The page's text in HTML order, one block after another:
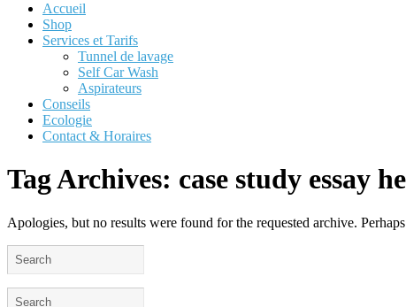
Accueil
Shop
Services et Tarifs
Tunnel de lavage
Self Car Wash
Aspirateurs
Conseils
Ecologie
Contact & Horaires
Tag Archives: case study essay
Apologies, but no results were found for the requested archive.